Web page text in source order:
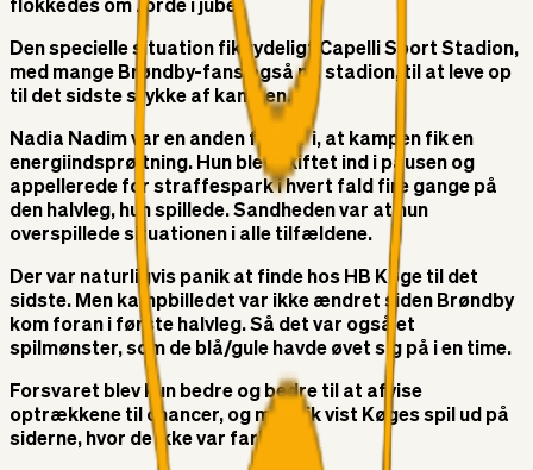
flokkedes om Jorde i jubel.
Den specielle situation fik tydeligt Capelli Sport Stadion,
med mange Brøndby-fans også på stadion, til at leve op
til det sidste stykke af kampen.
Nadia Nadim var en anden faktor i, at kampen fik en
energiindsprøjtning. Hun blev skiftet ind i pausen og
appellerede for straffespark i hvert fald fire gange på
den halvleg, hun spillede. Sandheden var at hun
overspillede situationen i alle tilfældene.
Der var naturligvis panik at finde hos HB Køge til det
sidste. Men kampbilledet var ikke ændret siden Brøndby
kom foran i første halvleg. Så det var også et
spilmønster, som de blå/gule havde øvet sig på i en time.
Forsvaret blev kun bedre og bedre til at afvise
optrækkene til chancer, og man fik vist Køges spil ud på
siderne, hvor de ikke var farlige.